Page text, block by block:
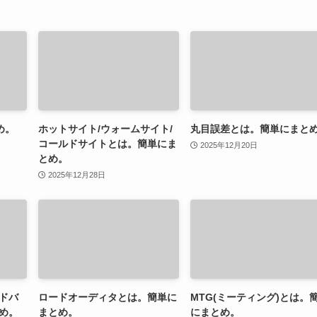
ホットサイト/ウォームサイト/
コールドサイトとは。簡単にま
とめ。
2025年12月28日
丸目誤差とは。簡単にまとめ
2025年12月20日
バ
。
ロードオーディタとは。簡単に
まとめ。
MTG(ミーティング)とは。
にまとめ。